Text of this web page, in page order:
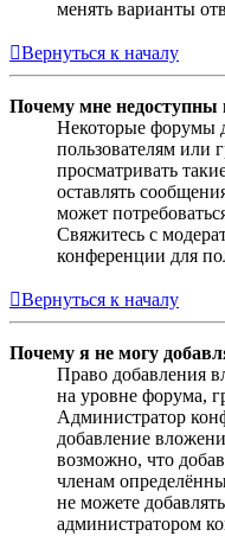
менять варианты
Вернуться к началу
Почему мне
Некоторые форумы
пользователям или
просматривать
оставлять
может
Свяжитесь с
конференции для
Вернуться к началу
Почему я не могу
Право добавления
на уровне форума,
Администратор
добавление
возможно, что
членам
не можете
администратором